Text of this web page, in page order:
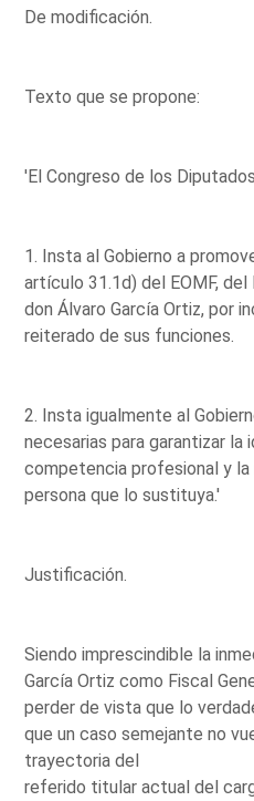
De modificación.
Texto que se propone:
'El Congreso de los
1. Insta al Gobierno a
artículo 31.1d) del EOMF,
don Álvaro García Ortiz, por
reiterado de sus funciones.
2. Insta igualmente al
necesarias para garantizar la
competencia profesional y la
persona que lo sustituya.'
Justificación.
Siendo imprescindible la
García Ortiz como Fiscal
perder de vista que lo
que un caso semejante no
trayectoria del
referido titular actual del